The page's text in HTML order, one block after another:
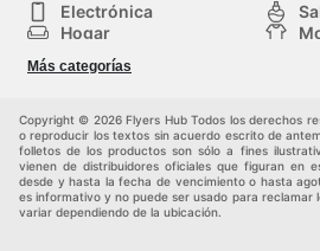
Electrónica
Hogar
Herramientas y jardinería
Infancia
Más categorías
Copyright © 2026 Flyers Hub Todos los derechos
o reproducir los textos sin acuerdo escrito de
folletos de los productos son sólo a fines
vienen de distribuidores oficiales que figuran en
desde y hasta la fecha de vencimiento o hasta
es informativo y no puede ser usado para reclamar
variar dependiendo de la ubicación.